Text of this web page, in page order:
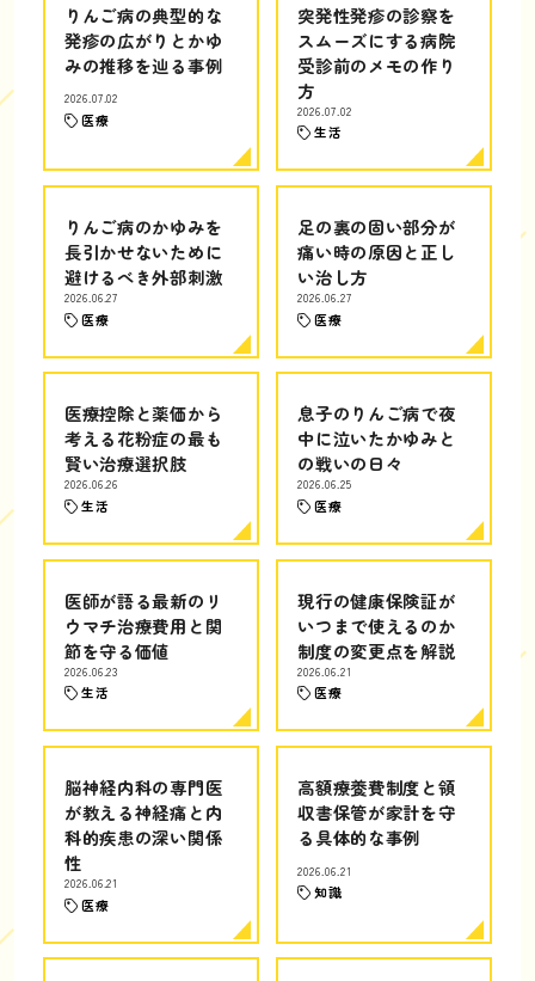
りんご病の典型的な
発疹の広がりとかゆ
みの推移を辿る事例
2026.07.02
医療
突発性発疹の診察を
スムーズにする病院
受診前のメモの作り
方
2026.07.02
生活
りんご病のかゆみを
長引かせないために
避けるべき外部刺激
2026.06.27
医療
足の裏の固い部分が
痛い時の原因と正し
い治し方
2026.06.27
医療
医療控除と薬価から
考える花粉症の最も
賢い治療選択肢
2026.06.26
生活
息子のりんご病で夜
中に泣いたかゆみと
の戦いの日々
2026.06.25
医療
医師が語る最新のリ
ウマチ治療費用と関
節を守る価値
2026.06.23
生活
現行の健康保険証が
いつまで使えるのか
制度の変更点を解説
2026.06.21
医療
脳神経内科の専門医
が教える神経痛と内
科的疾患の深い関係
性
2026.06.21
医療
高額療養費制度と領
収書保管が家計を守
る具体的な事例
2026.06.21
知識